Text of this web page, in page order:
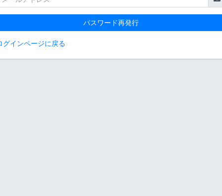
パスワード再発行
グインページに戻る